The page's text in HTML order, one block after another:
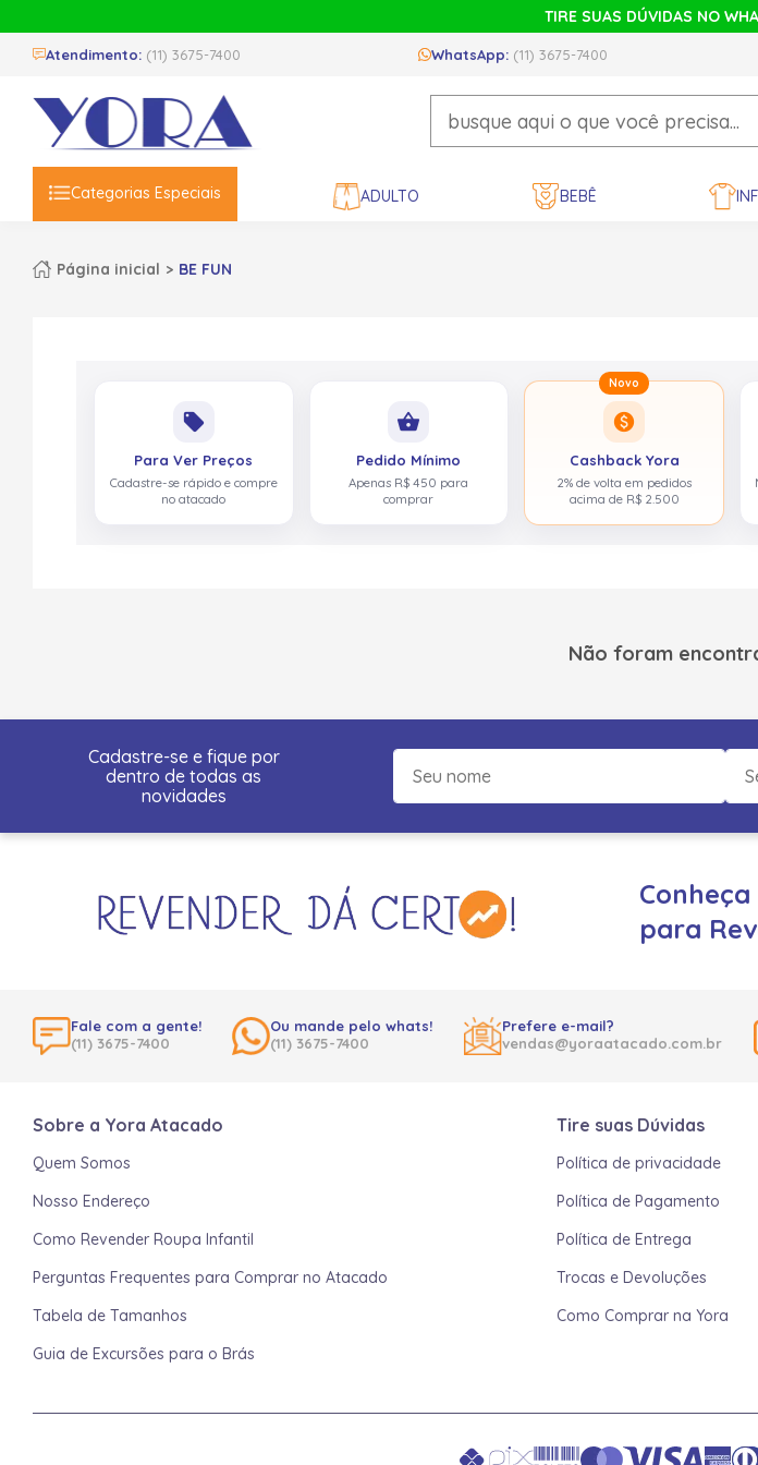
TIRE SUAS DÚVIDAS NO
Atendimento: (11) 3675-7400 WhatsApp: (11) 3675-7400
Categorias Especiais ADULTO BEBÊ
Página inicial BE FUN
local_offer
Para Ver Preços
Cadastre-se rápido e compre
no atacado
shopping_basket
Pedido Mínimo
Apenas R$ 450 para
comprar
Novo
paid
Cashback Yora
2% de volta em pedidos
acima de R$ 2.500
Não foram
Cadastre-se e fique por
dentro de todas as
novidades
para
Fale com a gente!
(11) 3675-7400
Ou mande pelo whats!
(11) 3675-7400
Prefere e-mail?
vendas@yoraatacado.com.br
Sobre a Yora Atacado
Quem Somos
Nosso Endereço
Como Revender Roupa Infantil
Perguntas Frequentes para Comprar no Atacado
Tabela de Tamanhos
Guia de Excursões para o Brás
Tire suas Dúvidas
Política de privacidade
Política de Pagamento
Política de Entrega
Trocas e Devoluções
Como Comprar na Yora